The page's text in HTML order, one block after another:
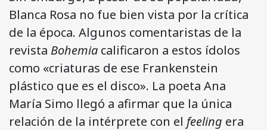
Blanca Rosa no fue bien vista por la crítica
de la época. Algunos comentaristas de la
revista Bohemia calificaron a estos ídolos
como «criaturas de ese Frankenstein
plástico que es el disco». La poeta Ana
María Simo llegó a afirmar que la única
relación de la intérprete con el feeling era